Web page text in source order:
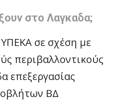
στο Λαγκαδα;
σε σχέση με
περιβαλλοντικούς
επεξεργασίας
ΒΔ